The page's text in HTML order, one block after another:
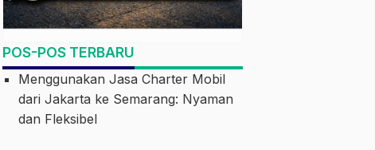
POS-POS TERBARU
Menggunakan Jasa Charter Mobil
dari Jakarta ke Semarang: Nyaman
dan Fleksibel